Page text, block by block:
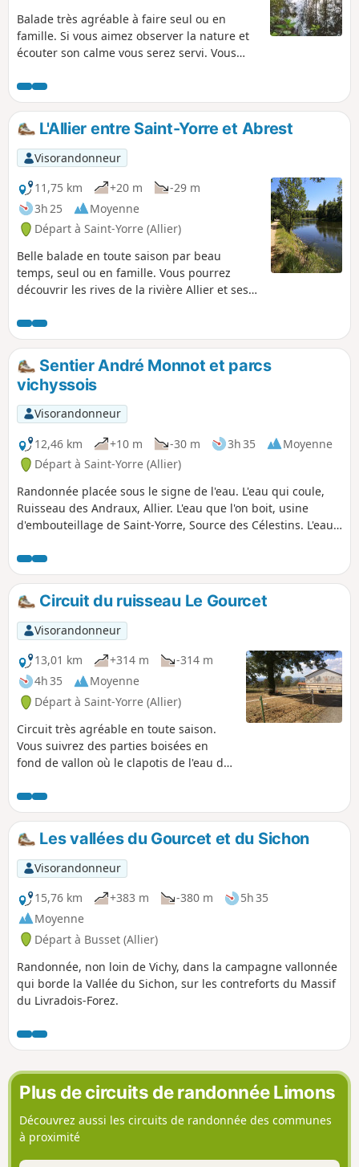
Balade très agréable à faire seul ou en
famille. Si vous aimez observer la nature et
écouter son calme vous serez servi. Vous
rivière Allier, et son ancien méandre, en
contournant un plan d'eau magnifique avec
une flore et faune variées. Une partie du
circuit parcours des terres cultivées. Il n'y
pas de bitume à l'exception de quelques
mètres à l'arrivée.
L'Allier entre Saint-Yorre et Abrest
Visorandonneur
11,75 km
+20 m
-29 m
3h 25
Moyenne
Départ à Saint-Yorre (Allier)
Belle balade en toute saison par beau
temps, seul ou en famille. Vous pourrez
découvrir les rives de la rivière Allier et ses
partie, ombragé en période estivale. Vous
pourrez aussi écouter le chant des oiseaux
divers et variés. Ce parcours est similaire au
parcours de randonnée "Boucle des sources"
répertorié par Vichy Communauté : parcours
entièrement aménagé avec des zones de
repos et de pique-nique. Important: Depuis
le 1er juin 2026, (6) la passerelle qui longe
les voies sur le pont du chemin de fer à
Abrest est fermée à toute circulation. Ceci
pour une durée indéterminée.
Sentier André Monnot et parcs
vichyssois
Visorandonneur
12,46 km
+10 m -30 m 3h 35
Moyenne
Départ à Saint-Yorre (Allier)
Randonnée placée sous le signe de l'eau. L'eau qui coule,
Ruisseau des Andraux, Allier. L'eau que l'on boit, usine
d'embouteillage de Saint-Yorre, Source des Célestins. L'eau
Thermal de Vichy. Et, en fonction de la météo, peut-être eau
qui tombe ?Randonnée faisable aussi en aller-retour,
difficulté Difficile (24 km).
Circuit du ruisseau Le Gourcet
Visorandonneur
13,01 km
+314 m
-314 m
4h 35
Moyenne
Départ à Saint-Yorre (Allier)
Circuit très agréable en toute saison.
Vous suivrez des parties boisées en
fond de vallon où le clapotis de l'eau du
des parties découvertes qui permettent
une vue sur les Monts Dômes à l'Ouest
et les Montagne Bourbonnaise à l'Est.
Les passage à proximité du monument
de 11 Martyrs de la Goutte Grandval et
du Château de Busset donnent à ce
circuit un attrait historique.
Les vallées du Gourcet et du Sichon
Visorandonneur
15,76 km
+383 m -380 m
5h 35
Moyenne
Départ à Busset (Allier)
Randonnée, non loin de Vichy, dans la campagne vallonnée
qui borde la Vallée du Sichon, sur les contreforts du Massif
du Livradois-Forez.
Plus de circuits de randonnée Limons
Découvrez aussi les circuits de randonnée des communes
à proximité